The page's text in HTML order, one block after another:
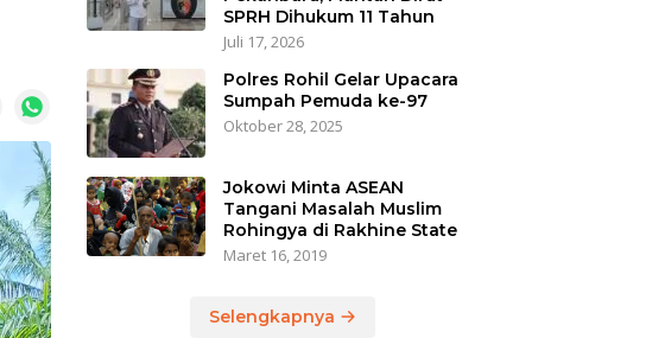
SPRH Dihukum 11 Tahun
Juli 17, 2026
Polres Rohil Gelar Upacara
Sumpah Pemuda ke-97
Oktober 28, 2025
Jokowi Minta ASEAN
Tangani Masalah Muslim
Rohingya di Rakhine State
Maret 16, 2019
Selengkapnya